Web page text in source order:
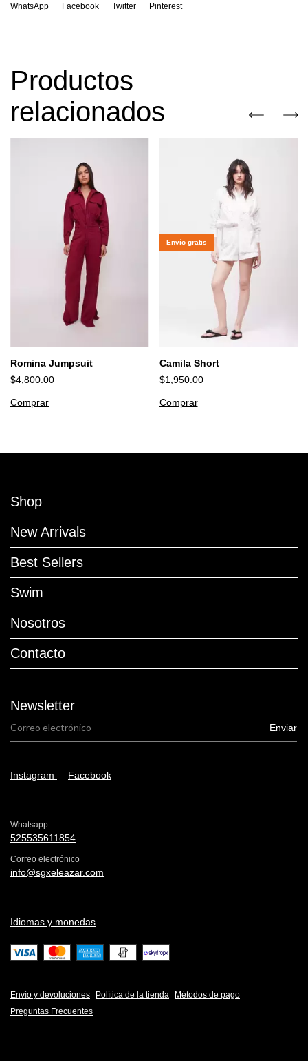
WhatsApp Facebook Twitter Pinterest
Productos
relacionados
Romina Jumpsuit
$4,800.00
Comprar
Envío gratis
Camila Short
$1,950.00
Comprar
Shop
New Arrivals
Best Sellers
Swim
Nosotros
Contacto
Newsletter
Instagram Facebook
Whatsapp
525535611854
Correo electrónico
info@sgxeleazar.com
Idiomas y monedas
Envío y devoluciones Política de la tienda
Métodos de pago
Preguntas Frecuentes